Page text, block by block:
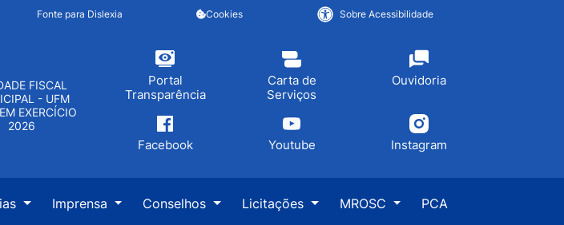
Fonte para Dislexia Cookies Sobre Acessibilidade
FISCAL
- UFM
EXERCÍCIO
2026
Portal
Transparência
Carta de
Serviços
Ouvidoria
Facebook Youtube Instagram
Imprensa Conselhos Licitações MROSC PCA